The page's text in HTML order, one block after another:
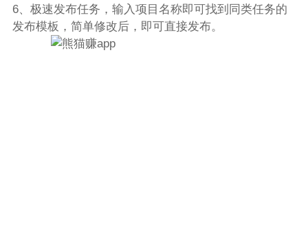
6、极速发布任务，输入项目名称即可找到同类任务的
发布模板，简单修改后，即可直接发布。